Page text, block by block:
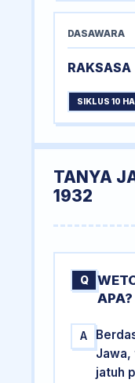
DASAWARA
RAKSASA
SIKLUS 10
TANYA
1932
Q
APA?
A
Jawa,
jatuh